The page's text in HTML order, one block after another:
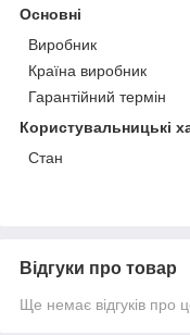
Основні
Виробник
Країна виробник
Гарантійний термін
Користувальницькі
Стан
Відгуки про товар
Ще немає відгуків про